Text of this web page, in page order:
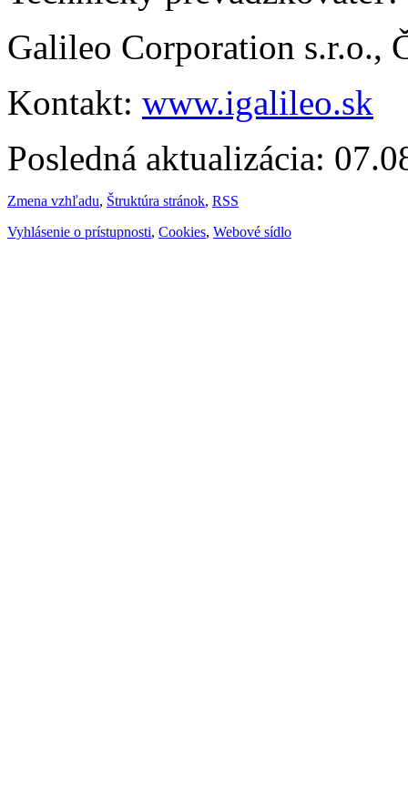
Galileo Corporation s.r.o.,
Kontakt: www.igalileo.sk
Posledná aktualizácia:
Zmena vzhľadu, Štruktúra stránok, RSS
Vyhlásenie o prístupnosti, Cookies, Webové sídlo